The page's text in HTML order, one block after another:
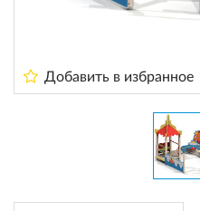
Добавить в избранное